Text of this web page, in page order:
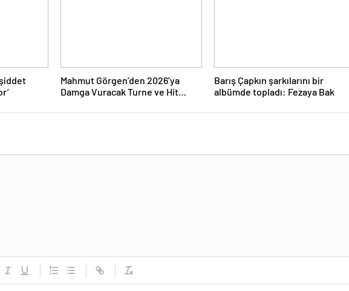
Mahmut Görgen’den 2026’ya
Damga Vuracak Turne ve Hit
Barış Çapkın şarkılarını bir
albümde topladı: Fezaya Bak